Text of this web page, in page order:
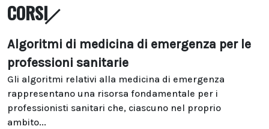
CORSI
Algoritmi di medicina di emergenza per le
professioni sanitarie
Gli algoritmi relativi alla medicina di emergenza
rappresentano una risorsa fondamentale per i
professionisti sanitari che, ciascuno nel proprio
ambito...